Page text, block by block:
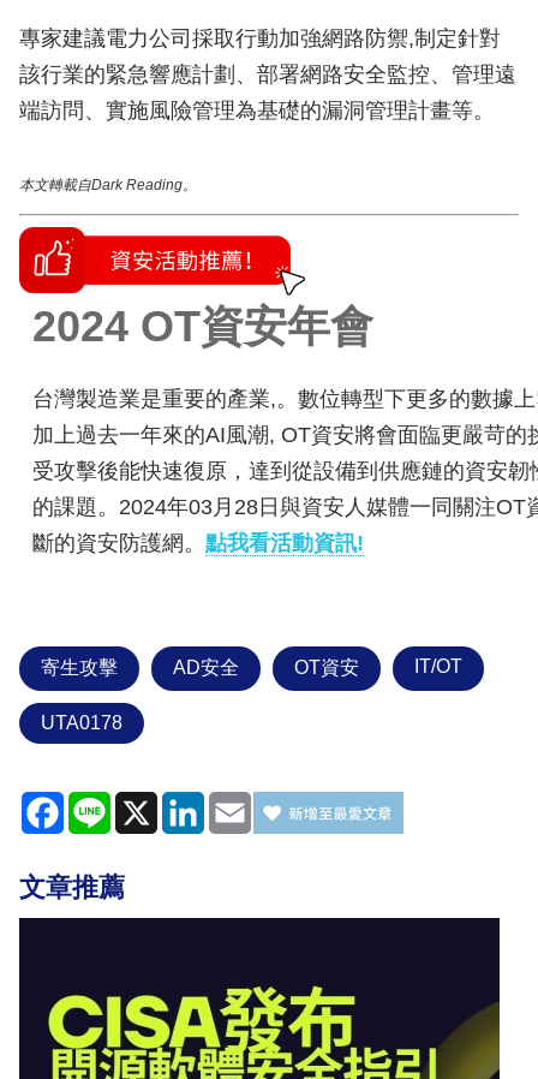
專家建議電力公司採取行動加強網路防禦,制定針對
該行業的緊急響應計劃、部署網路安全監控、管理遠
端訪問、實施風險管理為基礎的漏洞管理計畫等。
本文轉載自Dark Reading。
2024 OT資安年會
台灣製造業是重要的產業,。數位轉型下更多的數據
加上過去一年來的AI風潮, OT資安將會面臨更嚴苛的
受攻擊後能快速復原，達到從設備到供應鏈的資安
的課題。2024年03月28日與資安人媒體一同關注OT
斷的資安防護網。 點我看活動資訊!
寄生攻擊 AD安全 OT資安 IT/OT
UTA0178
Facebook
Line X LinkedIn
Email
文章推薦